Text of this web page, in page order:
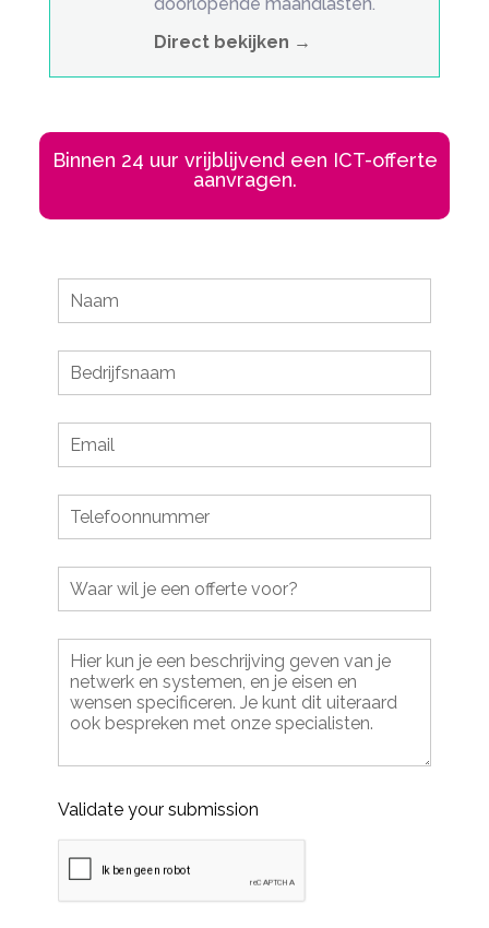
Direct bekijken →
Binnen 24 uur vrijblijvend een ICT-offerte
aanvragen.
Leave
this
blank
Validate your submission